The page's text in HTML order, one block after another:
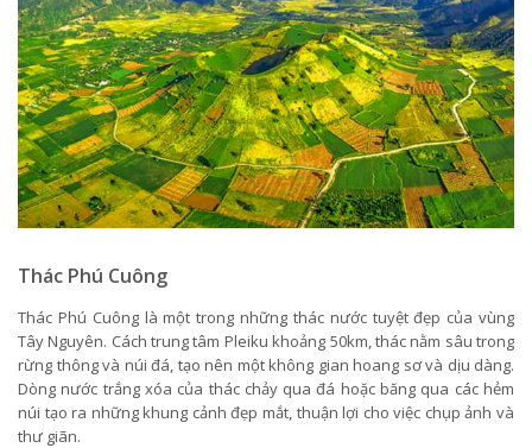
Thác Phú Cuông
Thác Phú Cuông là một trong những thác nước tuyệt đẹp của vùng
Tây Nguyên. Cách trung tâm Pleiku khoảng 50km, thác nằm sâu trong
rừng thông và núi đá, tạo nên một không gian hoang sơ và dịu dàng.
Dòng nước trắng xóa của thác chảy qua đá hoặc băng qua các hẻm
núi tạo ra những khung cảnh đẹp mắt, thuận lợi cho việc chụp ảnh và
thư giãn.